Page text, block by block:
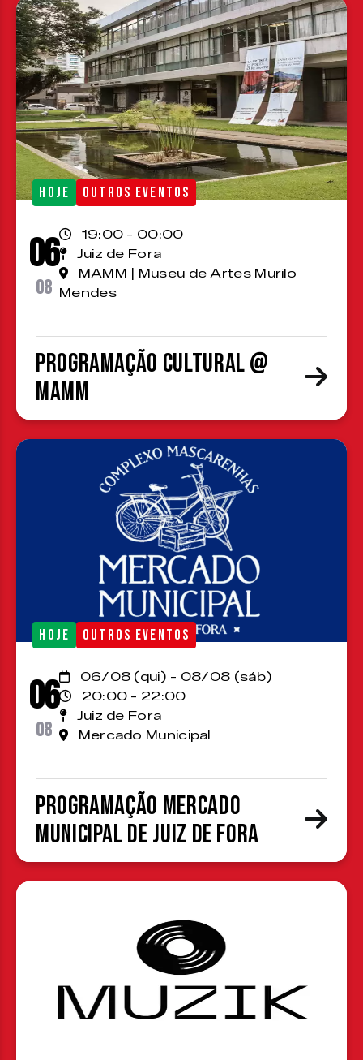
HOJE OUTROS EVENTOS
06
08
19:00 - 00:00
Juiz de Fora
MAMM | Museu de Artes Murilo
Mendes
Programação cultural @
MAMM
HOJE OUTROS EVENTOS
06
08
06/08 (qui) - 08/08 (sáb)
20:00 - 22:00
Juiz de Fora
Mercado Municipal
Programação Mercado
Municipal de Juiz de Fora